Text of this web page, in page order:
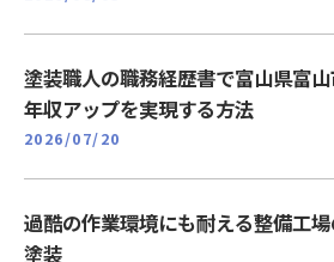
塗装職人の職務経歴書で富山県富
年収アップを実現する方法
2026/07/20
過酷の作業環境にも耐える整備工
塗装